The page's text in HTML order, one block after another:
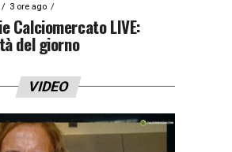
3 ore ago
Calciomercato LIVE:
del giorno
VIDEO